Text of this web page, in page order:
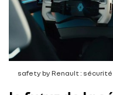
safety by Renault :